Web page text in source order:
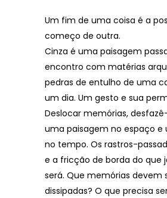
Um fim de uma coisa é a
começo de outra.
Cinza é uma paisagem
encontro com matérias
pedras de entulho de uma
um dia. Um gesto e sua
Deslocar memórias,
uma paisagem no espaço e
no tempo. Os rastros-
e a fricção de borda do que
será. Que memórias devem
dissipadas? O que precisa